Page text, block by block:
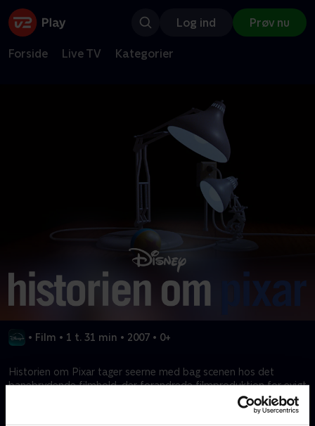
Log ind Prøv nu
Forside Live TV Kategorier
• Film • 1 t. 31 min • 2007 • 0+
Historien om Pixar tager seerne med bag scenen hos det
banebrydende filmhold, der forandrede filmproduktion for evigt